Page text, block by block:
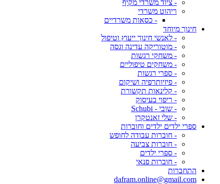
- ציוד משרדי מקיף
ריהוט משרדי
- כסאות משרדיים
חינוך מיוחד
- לאנשי חינוך ייעוץ וטיפול
- מוטוריקה עדינה וגסה
- משחקי רגשות
- משחקים טיפוליים
- ספרי רגשות
- פיזיותרפיה ושיקום
- קלינאות תקשורת
- ריפוי בעיסוק
- שובי - Schubi
- שלי זאנטקרן
ספרי ילדים ילדים וחוברות
- חוברות עבודה לחופש
- חוברות צביעה
- ספרי ילדים
- חוברות פנאי
התחברות
dafram.online@gmail.com